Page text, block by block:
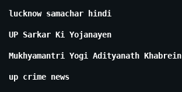
lucknow samachar hindi
UP Sarkar Ki Yojanayen
Mukhyamantri Yogi Adityanath Khabrein
up crime news